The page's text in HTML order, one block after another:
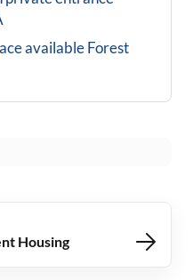
availableForest
Housing